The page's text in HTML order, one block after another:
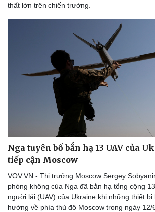
thất lớn trên chiến trường.
Nga tuyên bố bắn hạ 13 UAV của
tiếp cận Moscow
VOV.VN - Thị trưởng Moscow Sergey
phòng không của Nga đã bắn hạ tổng cộng
người lái (UAV) của Ukraine khi những thiết bị
hướng về phía thủ đô Moscow trong ngày 12/